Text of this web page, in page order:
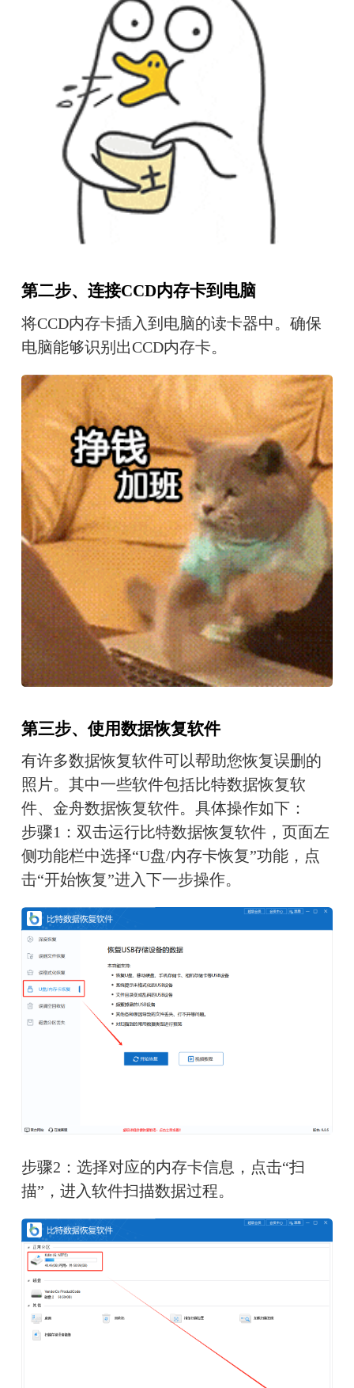
第二步、 连接CCD内存卡到电脑
将CCD内存卡插入到电脑的读卡器中。确保
电脑能够识别出CCD内存卡。
第三步、使用数据恢复软件
有许多数据恢复软件可以帮助您恢复误删的
照片。其中一些软件包括比特数据恢复软
件、金舟数据恢复软件。具体操作如下：
步骤1：双击运行比特数据恢复软件，页面左
侧功能栏中选择“U盘/内存卡恢复”功能，点
击“开始恢复”进入下一步操作。
步骤2：选择对应的内存卡信息，点击“扫
描”，进入软件扫描数据过程。